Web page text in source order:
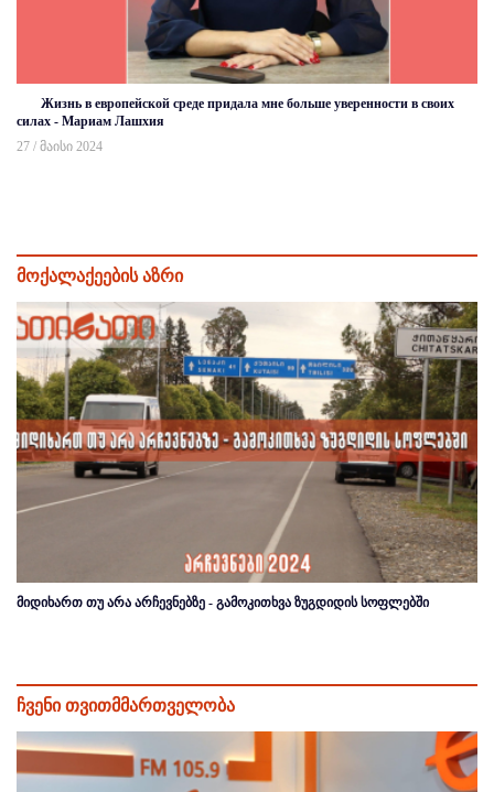
Жизнь в европейской среде придала мне больше уверенности в своих
силах - Мариам Лашхия
27 / მაისი 2024
მოქალაქეების აზრი
მიდიხართ თუ არა არჩევნებზე - გამოკითხვა ზუგდიდის სოფლებში
ჩვენი თვითმმართველობა